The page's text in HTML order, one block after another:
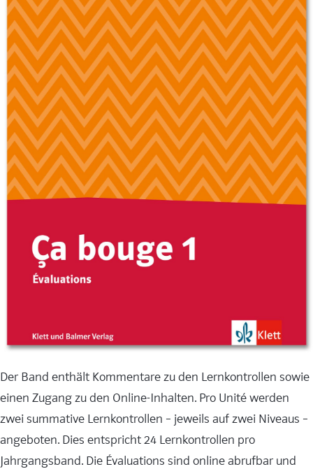
Der Band enthält Kommentare zu den Lernkontrollen sowie
einen Zugang zu den Online-Inhalten. Pro Unité werden
zwei summative Lernkontrollen – jeweils auf zwei Niveaus –
angeboten. Dies entspricht 24 Lernkontrollen pro
Jahrgangsband. Die Évaluations sind online abrufbar und